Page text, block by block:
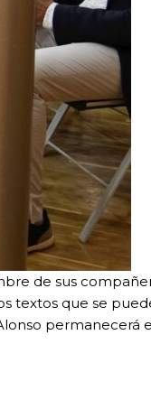
de sus
textos que se
permanecerá